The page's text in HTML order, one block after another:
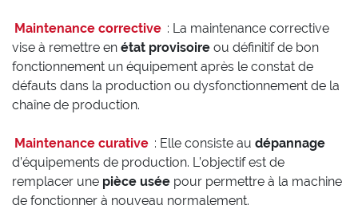
Maintenance corrective : La maintenance corrective
vise à remettre en état provisoire ou définitif de bon
fonctionnement un équipement après le constat de
défauts dans la production ou dysfonctionnement de la
chaîne de production.
Maintenance curative : Elle consiste audépannage
d’équipements de production. L’objectif est de
remplacer une pièce usée pour permettre à la machine
de fonctionner à nouveau normalement.